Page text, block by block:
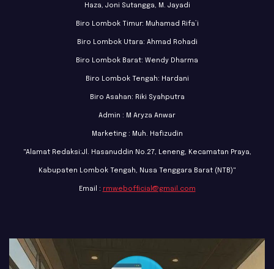
Haza, Joni Sutangga, M. Jayadi
Biro Lombok Timur: Muhamad Rifa’i
Biro Lombok Utara: Ahmad Rohadi
Biro Lombok Barat: Wendy Dharma
Biro Lombok Tengah: Hardani
Biro Asahan: Riki Syahputra
Admin : M Aryza Anwar
Marketing : Muh. Hafizudin
"Alamat Redaksi:Jl. Hasanuddin No.27, Leneng, Kecamatan Praya,
Kabupaten Lombok Tengah, Nusa Tenggara Barat (NTB)"
Email : rmwebofficial@gmail.com